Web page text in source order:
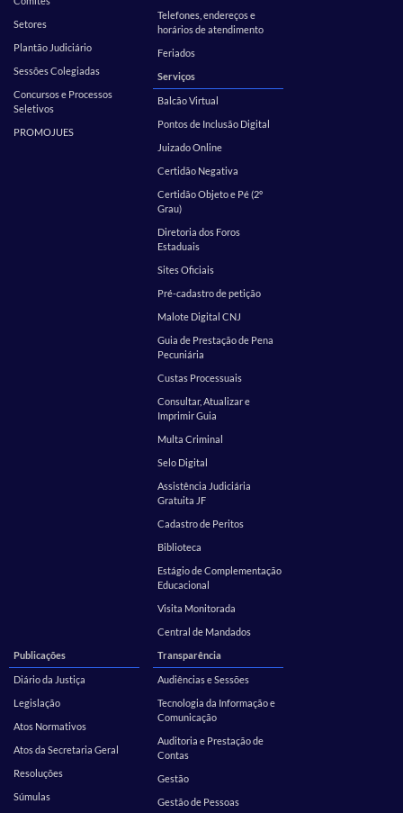
Setores
Plantão Judiciário
Sessões Colegiadas
Concursos e Processos
Seletivos
PROMOJUES
Telefones, endereços e
horários de atendimento
Feriados
Serviços
Balcão Virtual
Pontos de Inclusão Digital
Juizado Online
Certidão Negativa
Certidão Objeto e Pé (2º
Grau)
Diretoria dos Foros
Estaduais
Sites Oficiais
Pré-cadastro de petição
Malote Digital CNJ
Guia de Prestação de Pena
Pecuniária
Custas Processuais
Consultar, Atualizar e
Imprimir Guia
Multa Criminal
Selo Digital
Assistência Judiciária
Gratuita JF
Cadastro de Peritos
Biblioteca
Estágio de Complementação
Educacional
Visita Monitorada
Central de Mandados
Publicações
Diário da Justiça
Legislação
Atos Normativos
Atos da Secretaria Geral
Resoluções
Súmulas
Transparência
Audiências e Sessões
Tecnologia da Informação e
Comunicação
Auditoria e Prestação de
Contas
Gestão
Gestão de Pessoas